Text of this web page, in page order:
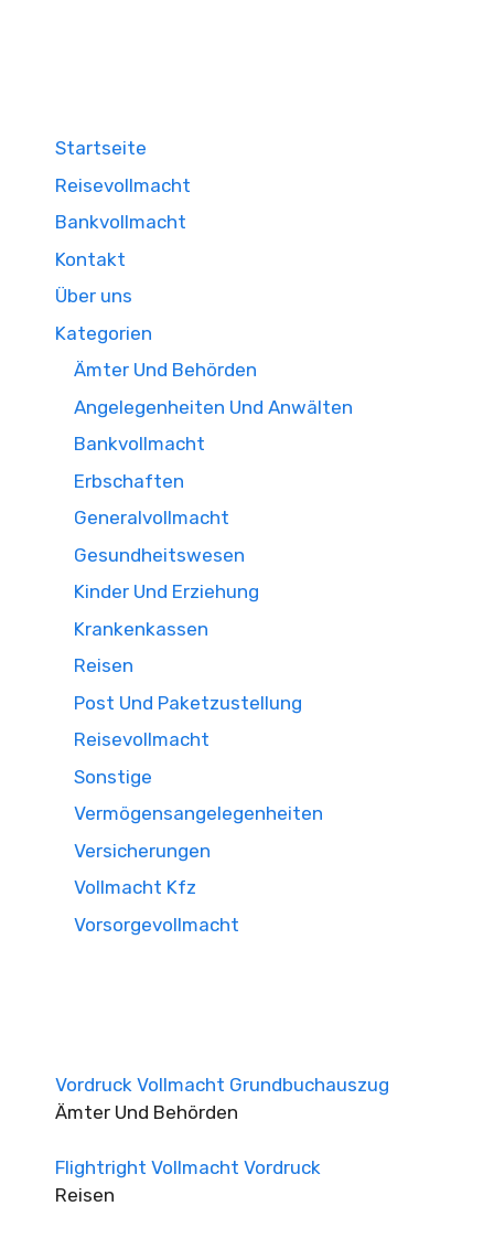
Startseite
Reisevollmacht
Bankvollmacht
Kontakt
Über uns
Kategorien
Ämter Und Behörden
Angelegenheiten Und Anwälten
Bankvollmacht
Erbschaften
Generalvollmacht
Gesundheitswesen
Kinder Und Erziehung
Krankenkassen
Reisen
Post Und Paketzustellung
Reisevollmacht
Sonstige
Vermögensangelegenheiten
Versicherungen
Vollmacht Kfz
Vorsorgevollmacht
Vordruck Vollmacht Grundbuchauszug
Ämter Und Behörden
Flightright Vollmacht Vordruck
Reisen